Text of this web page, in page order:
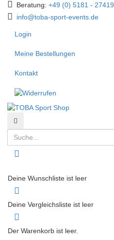
Beratung: +49 (0) 5181 - 27419
info@toba-sport-events.de
Login
Meine Bestellungen
Kontakt
Suchen
Deine Wunschliste ist leer
Deine Vergleichsliste ist leer
Der Warenkorb ist leer.